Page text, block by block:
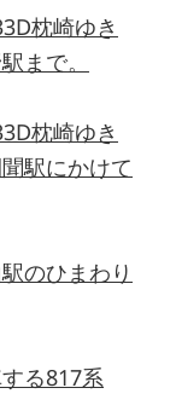
枕崎ゆき
まで。
枕崎ゆき
駅にかけて
のひまわり
る817系